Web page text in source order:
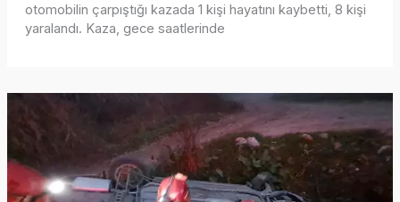
otomobilin çarpıştığı kazada 1 kişi hayatını kaybetti, 8 kişi
yaralandı. Kaza, gece saatlerinde